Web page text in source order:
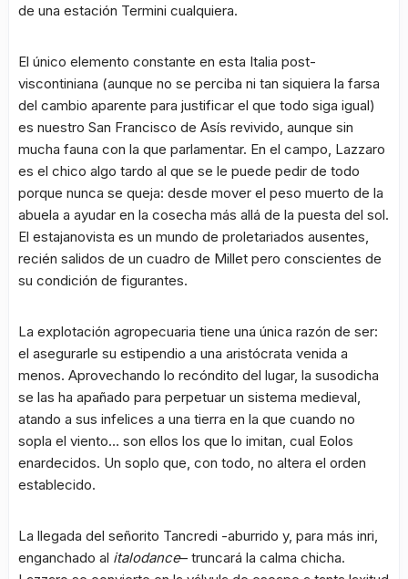
de una estación Termini cualquiera.
El único elemento constante en esta Italia post-
viscontiniana (aunque no se perciba ni tan siquiera la farsa
del cambio aparente para justificar el que todo siga igual)
es nuestro San Francisco de Asís revivido, aunque sin
mucha fauna con la que parlamentar. En el campo, Lazzaro
es el chico algo tardo al que se le puede pedir de todo
porque nunca se queja: desde mover el peso muerto de la
abuela a ayudar en la cosecha más allá de la puesta del sol.
El estajanovista es un mundo de proletariados ausentes,
recién salidos de un cuadro de Millet pero conscientes de
su condición de figurantes.
La explotación agropecuaria tiene una única razón de ser:
el asegurarle su estipendio a una aristócrata venida a
menos. Aprovechando lo recóndito del lugar, la susodicha
se las ha apañado para perpetuar un sistema medieval,
atando a sus infelices a una tierra en la que cuando no
sopla el viento… son ellos los que lo imitan, cual Eolos
enardecidos. Un soplo que, con todo, no altera el orden
establecido.
La llegada del señorito Tancredi -aburrido y, para más inri,
enganchado al italodance– truncará la calma chicha.